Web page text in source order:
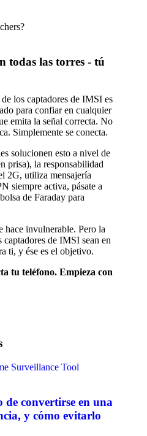
todas las torres - tú
los captadores de IMSI es
para confiar en cualquier
emita la señal correcta. No
Simplemente se conecta.
solucionen esto a nivel de
prisa), la responsabilidad
2G, utiliza mensajería
siempre activa, pásate a
de Faraday para
hace invulnerable. Pero la
de IMSI sean en
ti, y ése es el objetivo.
tu teléfono. Empieza con
de convertirse en una
y cómo evitarlo